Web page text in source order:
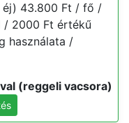
éj) 43.800 Ft / fő /
2000 Ft értékű
használata /
(reggeli vacsora)